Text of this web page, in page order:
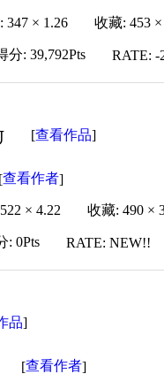
347 × 1.26 收藏: 453
分: 39,792Pts RATE: -
[查看作品]
[查看作者]
× 4.22 收藏: 490 ×
: 0Pts RATE: NEW!!
品]
[查看作者]